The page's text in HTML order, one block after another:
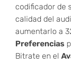
codificador de
calidad del
aumentarlo a
Preferencias
Bitrate en el